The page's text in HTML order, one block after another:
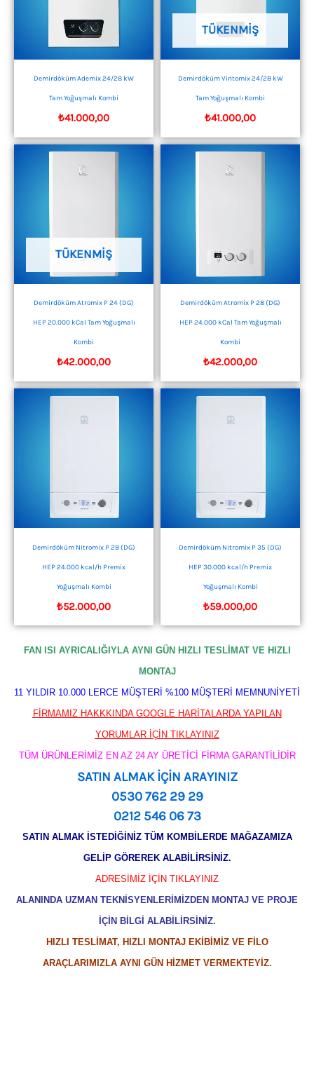
Demirdöküm Ademix 24/28 kW
Tam Yoğuşmalı Kombi
₺41.000,00
TÜKENMIŞ
Demirdöküm Vintomix 24/28 kW
Tam Yoğuşmalı Kombi
₺41.000,00
TÜKENMIŞ
Demirdöküm Atromix P 24 (DG)
HEP 20.000 kCal Tam Yoğuşmalı
Kombi
₺42.000,00
Demirdöküm Atromix P 28 (DG)
HEP 24.000 kCal Tam Yoğuşmalı
Kombi
₺42.000,00
Demirdöküm Nitromix P 28 (DG)
HEP 24.000 kcal/h Premix
Yoğuşmalı Kombi
₺52.000,00
Demirdöküm Nitromix P 35 (DG)
HEP 30.000 kcal/h Premix
Yoğuşmalı Kombi
₺59.000,00
FAN ISI AYRICALIĞIYLA AYNI GÜN HIZLI TESLİMAT VE HIZLI
MONTAJ
11 YILDIR 10.000 LERCE MÜŞTERİ %100 MÜŞTERİ MEMNUNİYETİ
FİRMAMIZ HAKKKINDA GOOGLE HARİTALARDA YAPILAN
YORUMLAR İÇİN TIKLAYINIZ
TÜM ÜRÜNLERİMİZ EN AZ 24 AY ÜRETİCİ FİRMA GARANTİLİDİR
SATIN ALMAK İÇİN ARAYINIZ
0530 762 29 29
0212 546 06 73
SATIN ALMAK İSTEDİĞİNİZ TÜM KOMBİLERDE MAĞAZAMIZA
GELİP GÖREREK ALABİLİRSİNİZ.
ADRESİMİZ İÇİN TIKLAYINIZ
ALANINDA UZMAN TEKNİSYENLERİMİZDEN MONTAJ VE PROJE
İÇİN BİLGİ ALABİLİRSİNİZ.
HIZLI TESLİMAT, HIZLI MONTAJ EKİBİMİZ VE FİLO
ARAÇLARIMIZLA AYNI GÜN HİZMET VERMEKTEYİZ.